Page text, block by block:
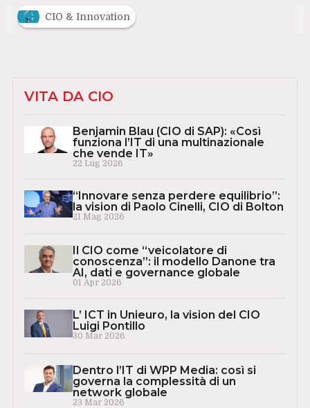
CIO & Innovation
VITA DA CIO
Benjamin Blau (CIO di SAP): «Così
funziona l’IT di una multinazionale
che vende IT»
22 Lug 2026
“Innovare senza perdere equilibrio”:
la vision di Paolo Cinelli, CIO di Bolton
21 Mag 2026
Il CIO come “veicolatore di
conoscenza”: il modello Danone tra
AI, dati e governance globale
01 Apr 2026
L’ ICT in Unieuro, la vision del CIO
Luigi Pontillo
30 Mar 2026
Dentro l’IT di WPP Media: così si
governa la complessità di un
network globale
23 Mar 2026